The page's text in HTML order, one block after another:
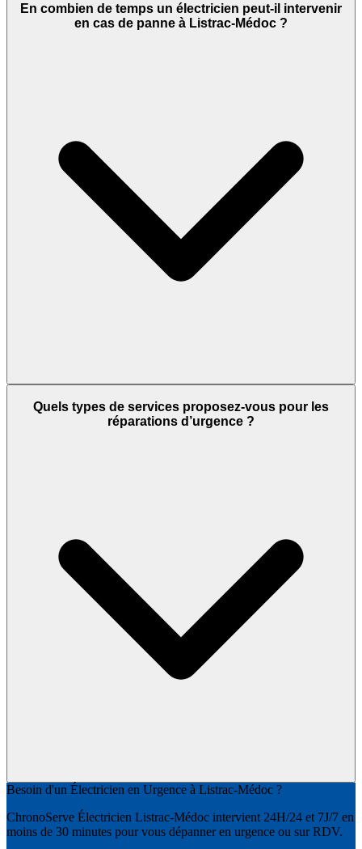
En combien de temps un électricien peut-il intervenir
en cas de panne à Listrac-Médoc ?
Quels types de services proposez-vous pour les
réparations d’urgence ?
Besoin d'un Électricien en Urgence à Listrac-Médoc ?
ChronoServe Électricien Listrac-Médoc intervient 24H/24 et 7J/7 en
moins de 30 minutes pour vous dépanner en urgence ou sur RDV.